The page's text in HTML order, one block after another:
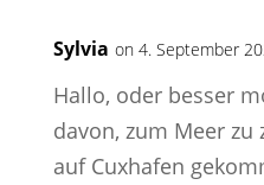
Sylvia on 4. September
Hallo, oder besser
davon, zum Meer
auf Cuxhafen